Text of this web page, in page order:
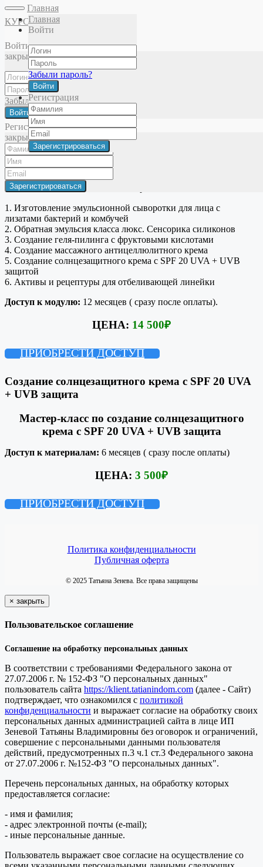
Главная
КУРСЫ
Войти
закрыть
Забыли пароль?
Войти
Регистрация
закрыть
Главная
Войти
Забыли пароль?
Войти
Регистрация
Главная
кремовСоздание солнцезащитного крема с SPF 20 UVA +
UVB защитой
Материал доступен для следующих
тарифных планов:
Продвинутые рецептуры кремов
Продвинутые рецептуры кремов (паркет из 6
мастер-классов)
Этот пакет включает в себя мастер-классы:
1. Изготовление эмульсионной сыворотки для лица с
лизатами бактерий и комбучей
2. Обратная эмульсия класса люкс. Сенсорика силиконов
3. Создание геля-пилинга с фруктовыми кислотами
4. Создание массажного антицеллюлитного крема
5. Создание солнцезащитного крема с SPF 20 UVA + UVB
защитой
6. Активы и рецептуры для отбеливающей линейки
Доступ к модулю: 12 месяцев ( сразу после оплаты).
ЦЕНА: 14 500₽
ПРИОБРЕСТИ ДОСТУП
Создание солнцезащитного крема с SPF 20 UVA
+ UVB защита
Мастер-класс по создание солнцезащитного
крема с SPF 20 UVA + UVB защита
Доступ к материалам: 6 месяцев ( сразу после оплаты)
ЦЕНА: 3 500₽
ПРИОБРЕСТИ ДОСТУП
Политика конфиденциальности
Публичная оферта
© 2025 Татьяна Зенева. Все права защищены
× закрыть
Пользовательское соглашение
Соглашение на обработку персональных данных
В соответствии с требованиями Федерального закона от
27.07.2006 г. № 152-ФЗ "О персональных данных"
пользователь сайта https://klient.tatianindom.com (далее - Сайт)
подтверждает, что ознакомился с политикой
конфиденциальности и выражает согласие на обработку своих
персональных данных администрацией сайта в лице ИП
Зеневой Татьяны Владимировны без оговорок и ограничений,
совершение с персональными данными пользователя
действий, предусмотренных п.3 ч.1 ст.3 Федерального закона
от 27.07.2006 г. №152-ФЗ "О персональных данных".
Перечень персональных данных, на обработку которых
предоставляется согласие:
- имя и фамилия;
- адрес электронной почты (e-mail);
- иные персональные данные.
Пользователь выражает свое согласие на осуществление со